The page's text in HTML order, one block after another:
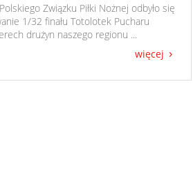
Związku Piłki Nożnej odbyło się
1/32 finału Totolotek Pucharu
drużyn naszego regionu ...
więcej